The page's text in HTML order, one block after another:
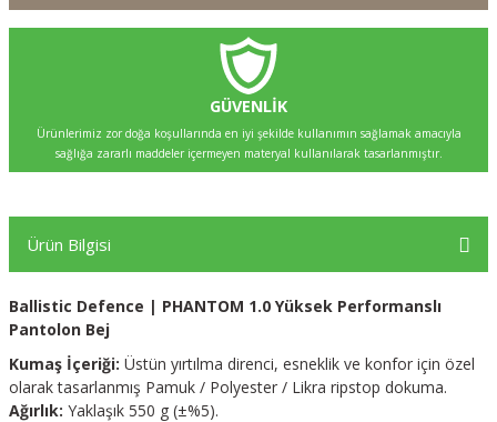
GÜVENLİK
Ürünlerimiz zor doğa koşullarında en iyi şekilde kullanımın sağlamak amacıyla
sağlığa zararlı maddeler içermeyen materyal kullanılarak tasarlanmıştır.
Ürün Bilgisi
Ballistic Defence | PHANTOM 1.0 Yüksek Performanslı
Pantolon Bej
Kumaş İçeriği: Üstün yırtılma direnci, esneklik ve konfor için özel
olarak tasarlanmış Pamuk / Polyester / Likra ripstop dokuma.
Ağırlık: Yaklaşık 550 g (±%5).